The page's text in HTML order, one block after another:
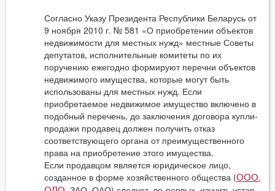
Согласно Указу Президента Республики Беларусь от
9 ноября 2010 г. № 581 «О приобретении объектов
недвижимости для местных нужд» местные Советы
депутатов, исполнительные комитеты по их
поручению ежегодно формируют перечни объектов
недвижимого имущества, которые могут быть
использованы для местных нужд. Если
приобретаемое недвижимое имущество включено в
подобный перечень, до заключения договора купли-
продажи продавец должен получить отказ
соответствующего органа от преимущественного
права на приобретение этого имущества.
Если продавцом является юридическое лицо,
созданное в форме хозяйственного общества (ООО,